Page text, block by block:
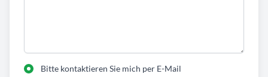
Bitte kontaktieren Sie mich per E-Mail